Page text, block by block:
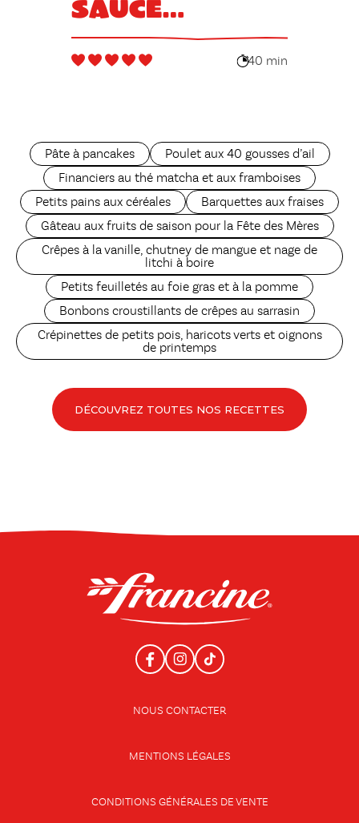
sauce
chocolat
praliné
40 min
Pâte à pancakes
Poulet aux 40 gousses d’ail
Financiers au thé matcha et aux framboises
Petits pains aux céréales
Barquettes aux fraises
Gâteau aux fruits de saison pour la Fête des Mères
Crêpes à la vanille, chutney de mangue et nage de
litchi à boire
Petits feuilletés au foie gras et à la pomme
Bonbons croustillants de crêpes au sarrasin
Crépinettes de petits pois, haricots verts et oignons
de printemps
DÉCOUVREZ TOUTES NOS RECETTES
NOUS CONTACTER
MENTIONS LÉGALES
CONDITIONS GÉNÉRALES DE VENTE